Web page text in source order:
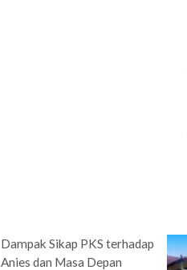
Dampak Sikap PKS terhadap
Anies dan Masa Depan